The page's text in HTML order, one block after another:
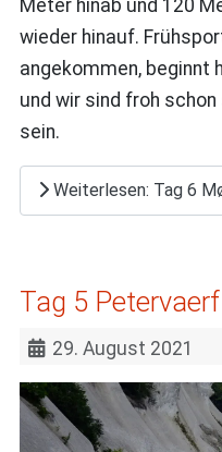
Meter hinab und 120
wieder hinauf.
angekommen, beginnt
und wir sind froh
sein.
Weiterlesen: Tag 6
Tag 5
29. August 2021